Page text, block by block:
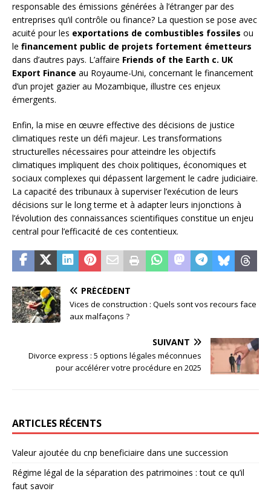
responsable des émissions générées à l’étranger par des
entreprises qu’il contrôle ou finance? La question se pose avec
acuité pour les exportations de combustibles fossiles ou
le financement public de projets fortement émetteurs
dans d’autres pays. L’affaire Friends of the Earth c. UK
Export Finance au Royaume-Uni, concernant le financement
d’un projet gazier au Mozambique, illustre ces enjeux
émergents.
Enfin, la mise en œuvre effective des décisions de justice
climatiques reste un défi majeur. Les transformations
structurelles nécessaires pour atteindre les objectifs
climatiques impliquent des choix politiques, économiques et
sociaux complexes qui dépassent largement le cadre judiciaire.
La capacité des tribunaux à superviser l’exécution de leurs
décisions sur le long terme et à adapter leurs injonctions à
l’évolution des connaissances scientifiques constitue un enjeu
central pour l’efficacité de ces contentieux.
PRÉCÉDENT
Vices de construction : Quels sont vos recours face
aux malfaçons ?
SUIVANT
Divorce express : 5 options légales méconnues
pour accélérer votre procédure en 2025
ARTICLES RÉCENTS
Valeur ajoutée du cnp beneficiaire dans une succession
Régime légal de la séparation des patrimoines : tout ce qu’il
faut savoir